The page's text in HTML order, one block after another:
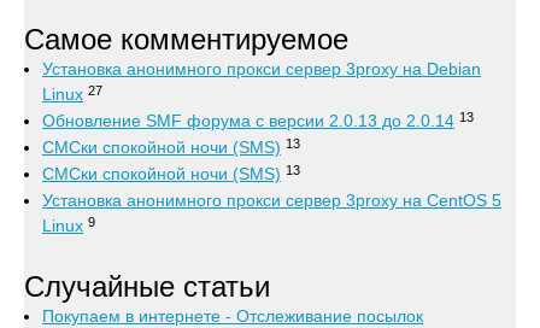
Самое комментируемое
Установка анонимного прокси сервер 3proxy на Debian
Linux 27
Обновление SMF форума с версии 2.0.13 до 2.0.14 13
СМСки спокойной ночи (SMS) 13
СМСки спокойной ночи (SMS) 13
Установка анонимного прокси сервер 3proxy на CentOS 5
Linux 9
Случайные статьи
Покупаем в интернете - Отслеживание посылок